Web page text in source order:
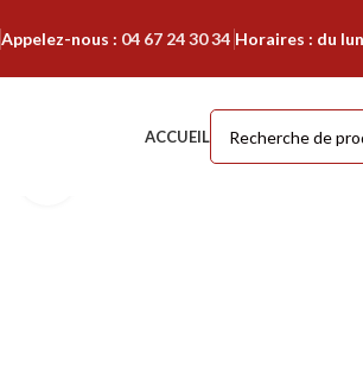
Appelez-nous : 04 67 24 30 34 Horaires : du
ACCUEIL